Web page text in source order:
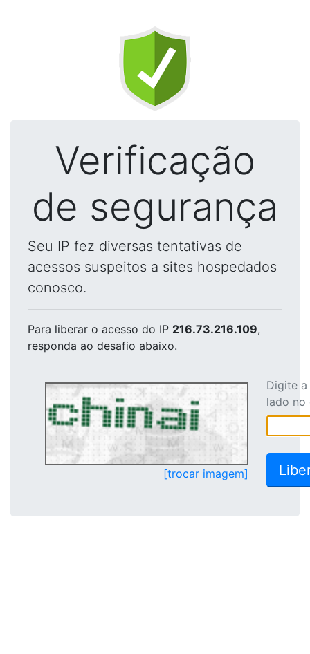
Verificação
de segurança
Seu IP fez diversas tentativas de
acessos suspeitos a sites hospedados
conosco.
Para liberar o acesso do IP 216.73.216.109,
responda ao desafio abaixo.
[trocar imagem]
Digite
lado no